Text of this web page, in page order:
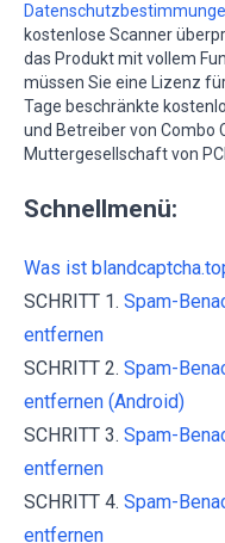
kostenlose Scanner
das Produkt mit vollem
müssen Sie eine Lizenz
Tage beschränkte
und Betreiber von Combo
Muttergesellschaft von
Schnellmenü:
Was ist
SCHRITT 1. Spam-
entfernen
SCHRITT 2. Spam-
entfernen (Android)
SCHRITT 3. Spam-
entfernen
SCHRITT 4. Spam-
entfernen